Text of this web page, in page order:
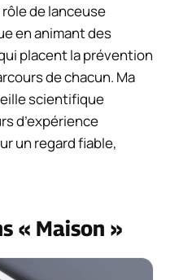
de lanceuse
en animant des
placent la prévention
de chacun. Ma
scientifique
d’expérience
un regard fiable,
« Maison »